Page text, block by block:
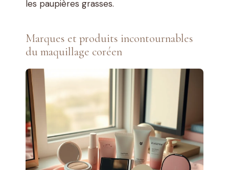
les paupières grasses.
Marques et produits incontournables
du maquillage coréen